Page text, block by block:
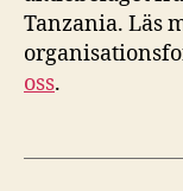
Tanzania. Läs
oss.